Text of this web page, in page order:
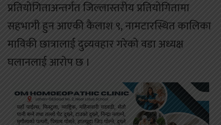
प्रतियोगिताअन्तर्गत जिल्लास्तरीय प्रतियोगितामा
सहभागी हुन आएकी कैलाश ९, नामटारस्थित कालिका
माविकी छात्रालाई दुव्र्यवहार गरेको वडा अध्यक्ष
घलानलाई आरोप छ ।